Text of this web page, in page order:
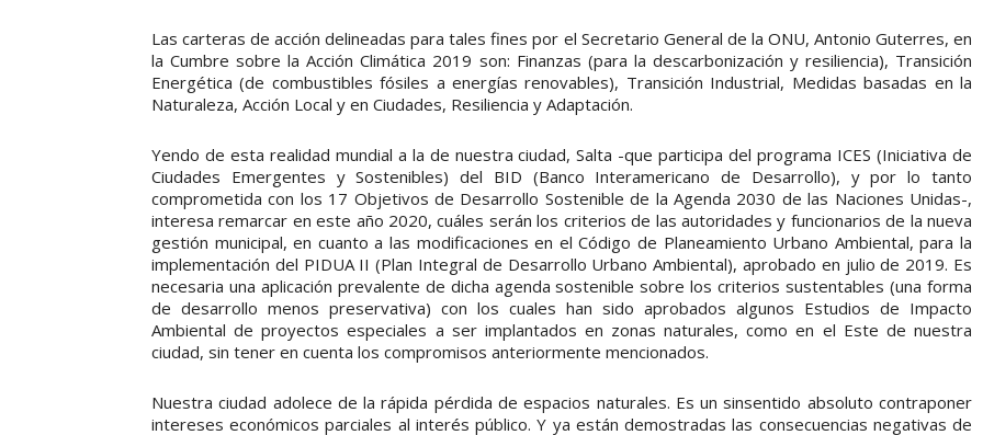
Las carteras de acción delineadas para tales fines por el Secretario General de la ONU, Antonio Guterres, en
la Cumbre sobre la Acción Climática 2019 son: Finanzas (para la descarbonización y resiliencia), Transición
Energética (de combustibles fósiles a energías renovables), Transición Industrial, Medidas basadas en la
Naturaleza, Acción Local y en Ciudades, Resiliencia y Adaptación.
Yendo de esta realidad mundial a la de nuestra ciudad, Salta -que participa del programa ICES (Iniciativa de
Ciudades Emergentes y Sostenibles) del BID (Banco Interamericano de Desarrollo), y por lo tanto
comprometida con los 17 Objetivos de Desarrollo Sostenible de la Agenda 2030 de las Naciones Unidas-,
interesa remarcar en este año 2020, cuáles serán los criterios de las autoridades y funcionarios de la nueva
gestión municipal, en cuanto a las modificaciones en el Código de Planeamiento Urbano Ambiental, para la
implementación del PIDUA II (Plan Integral de Desarrollo Urbano Ambiental), aprobado en julio de 2019. Es
necesaria una aplicación prevalente de dicha agenda sostenible sobre los criterios sustentables (una forma
de desarrollo menos preservativa) con los cuales han sido aprobados algunos Estudios de Impacto
Ambiental de proyectos especiales a ser implantados en zonas naturales, como en el Este de nuestra
ciudad, sin tener en cuenta los compromisos anteriormente mencionados.
Nuestra ciudad adolece de la rápida pérdida de espacios naturales. Es un sinsentido absoluto contraponer
intereses económicos parciales al interés público. Y ya están demostradas las consecuencias negativas de